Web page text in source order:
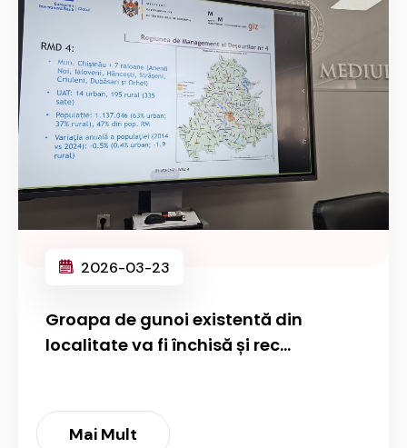
2026-03-23
Groapa de gunoi existentă din
localitate va fi închisă și rec...
Mai Mult